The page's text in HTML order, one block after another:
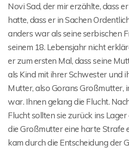
Novi Sad, der mir erzählte, dass
hatte, dass er in Sachen
anders war als seine serbischen
seinem 18. Lebensjahr nicht
er zum ersten Mal, dass seine
als Kind mit ihrer Schwester und
Mutter, also Gorans Großmutter,
war. Ihnen gelang die Flucht.
Flucht sollten sie zurück ins
die Großmutter eine harte Strafe
kam durch die Entscheidung der